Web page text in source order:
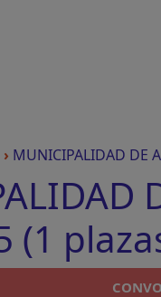
› MUNICIPALIDAD DE
(1